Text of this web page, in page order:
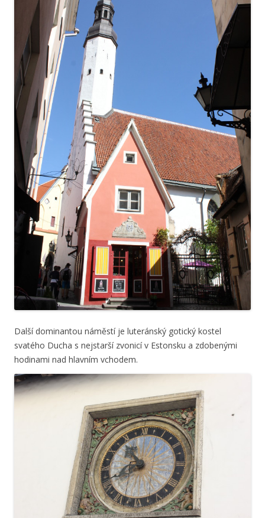
Další dominantou náměstí je luteránský gotický kostel
svatého Ducha s nejstarší zvonicí v Estonsku a zdobenými
hodinami nad hlavním vchodem.